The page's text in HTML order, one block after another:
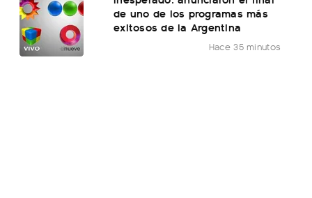
de uno de los programas más
exitosos de la Argentina
Hace 35 minutos